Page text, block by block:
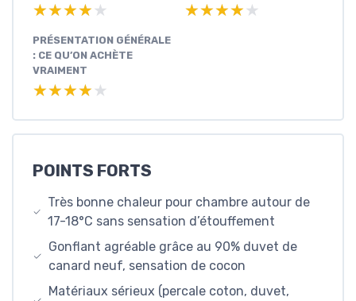
★★★★★
★★★★★ ★★★★★
★★★★★
PRÉSENTATION GÉNÉRALE
: CE QU’ON ACHÈTE
VRAIMENT
★★★★★
★★★★★
POINTS FORTS
Très bonne chaleur pour chambre autour de
17-18°C sans sensation d’étouffement
Gonflant agréable grâce au 90% duvet de
canard neuf, sensation de cocon
Matériaux sérieux (percale coton, duvet,